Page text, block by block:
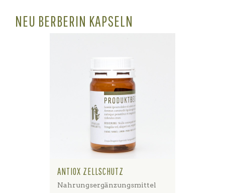
NEU BERBERIN KAPSELN
ANTIOX ZELLSCHUTZ
Nahrungsergänzungsmittel